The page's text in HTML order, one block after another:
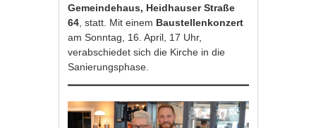
Gemeindehaus, Heidhauser Straße
64 , statt. Mit einem Baustellenkonzert
am Sonntag, 16. April, 17 Uhr,
verabschiedet sich die Kirche in die
Sanierungsphase.